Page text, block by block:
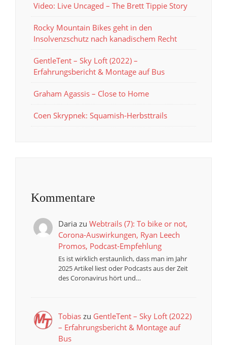
Video: Live Uncaged – The Brett Tippie Story
Rocky Mountain Bikes geht in den
Insolvenzschutz nach kanadischem Recht
GentleTent – Sky Loft (2022) –
Erfahrungsbericht & Montage auf Bus
Graham Agassis – Close to Home
Coen Skrypnek: Squamish-Herbsttrails
Kommentare
Dariazu Webtrails (7): To bike or not,
Corona-Auswirkungen, Ryan Leech
Promos, Podcast-Empfehlung
Es ist wirklich erstaunlich, dass man im Jahr
2025 Artikel liest oder Podcasts aus der Zeit
des Coronavirus hört und…
Tobiaszu GentleTent – Sky Loft (2022)
– Erfahrungsbericht & Montage auf
Bus